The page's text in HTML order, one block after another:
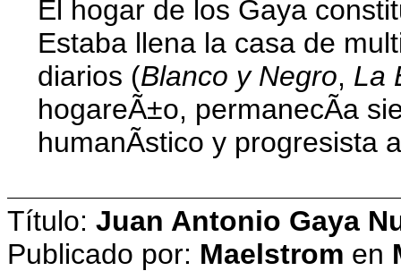
El hogar de los Gaya
Estaba llena la casa de
diarios (Blanco y Negro, La
hogareÃ±o, permanecÃ­a
humanÃ­stico y progresista
Título: Juan Antonio Gaya
Publicado por: Maelstrom en